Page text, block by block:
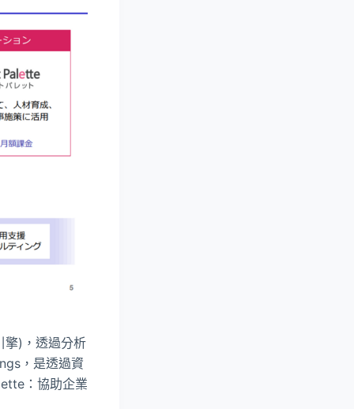
)，透過分析
，是透過資
：協助企業